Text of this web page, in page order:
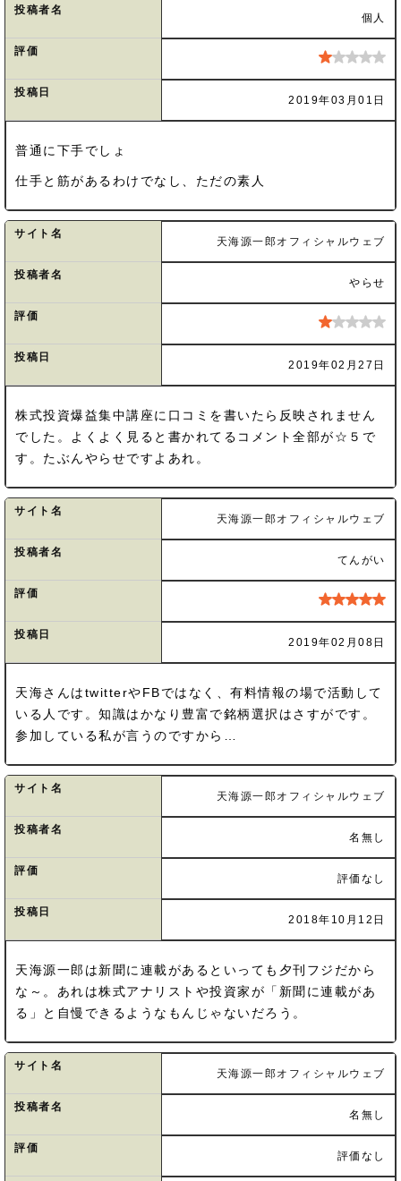
投稿者名
個人
評価
投稿日
2019年03月01日
普通に下手でしょ
仕手と筋があるわけでなし、ただの素人
サイト名
天海源一郎オフィシャルウェブ
投稿者名
やらせ
評価
投稿日
2019年02月27日
株式投資爆益集中講座に口コミを書いたら反映されません
でした。よくよく見ると書かれてるコメント全部が☆５で
す。たぶんやらせですよあれ。
サイト名
天海源一郎オフィシャルウェブ
投稿者名
てんがい
評価
投稿日
2019年02月08日
天海さんはtwitterやFBではなく、有料情報の場で活動して
いる人です。知識はかなり豊富で銘柄選択はさすがです。
参加している私が言うのですから…
サイト名
天海源一郎オフィシャルウェブ
投稿者名
名無し
評価
評価なし
投稿日
2018年10月12日
天海源一郎は新聞に連載があるといっても夕刊フジだから
な～。あれは株式アナリストや投資家が「新聞に連載があ
る」と自慢できるようなもんじゃないだろう。
サイト名
天海源一郎オフィシャルウェブ
投稿者名
名無し
評価
評価なし